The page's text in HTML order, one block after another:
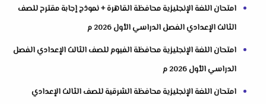
امتحان اللغة الإنجليزية محافظة القاهرة + نموذج إجابة مقترح للصف
الثالث الإعدادي الفصل الدراسي الأول 2026 م
امتحان اللغة الإنجليزية محافظة الفيوم للصف الثالث الإعدادي الفصل
الدراسي الأول 2026 م
امتحان اللغة الإنجليزية محافظة الشرقية للصف الثالث الإعدادي